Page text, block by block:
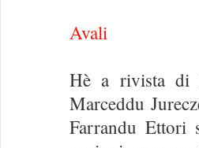
Avali
Hè a rivista di
Marceddu
Farrandu Ettori